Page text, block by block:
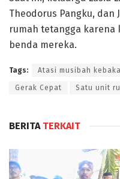
Theodorus Pangku, dan
rumah tetangga karena
benda mereka.
Tags: Atasi musibah
Gerak Cepat Satu unit
BERITATERKAIT